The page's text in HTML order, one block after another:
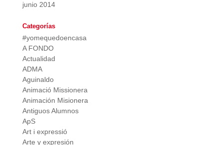
junio 2014
Categorías
#yomequedoencasa
A FONDO
Actualidad
ADMA
Aguinaldo
Animació Missionera
Animación Misionera
Antiguos Alumnos
ApS
Art i expressió
Arte y expresión